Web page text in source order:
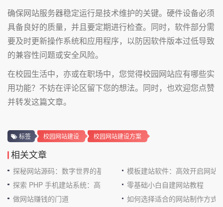
确保网站服务器稳定运行是技术维护的关键。硬件设备必须
具备良好的质量，并且要定期进行检查。同时，软件部分需
要及时更新操作系统和应用程序，以防因软件版本过低导致
的兼容性问题或安全风险。
在校园生活中，亦或在职场中，您觉得校园网站应有哪些实
用功能？不妨在评论区留下您的想法。同时，也欢迎您点赞
并转发这篇文章。
标签 校园网站建设 校园网站建设方案
相关文章
探秘网站源码：数字世界的基石
模板建站软件：高效开启网站
探索 PHP 手机建站系统：高效与便捷的完美结合零基础小白自建网站教程
做网站赚钱的门道
如何选择适合的网站制作方式